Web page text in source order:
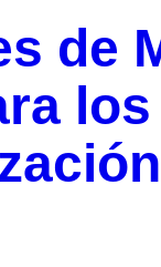
de